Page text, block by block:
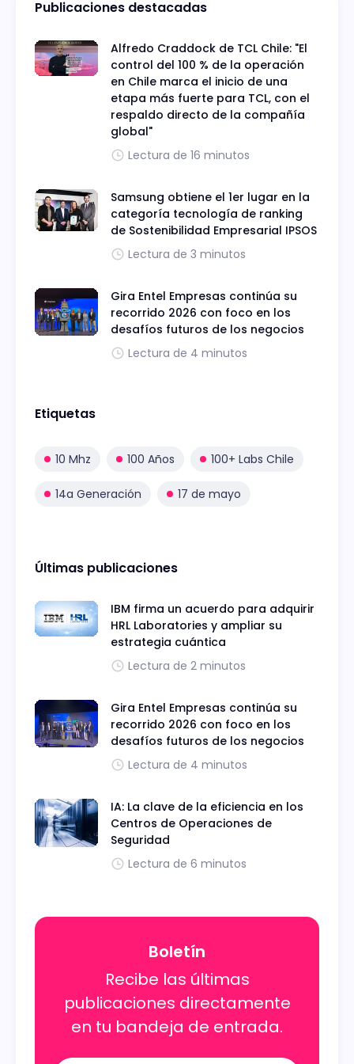
Publicaciones destacadas
Alfredo Craddock de TCL Chile: "El
control del 100 % de la operación
en Chile marca el inicio de una
etapa más fuerte para TCL, con el
respaldo directo de la compañía
global"
Lectura de 16 minutos
Samsung obtiene el 1er lugar en la
categoría tecnología de ranking
de Sostenibilidad Empresarial IPSOS
Lectura de 3 minutos
Gira Entel Empresas continúa su
recorrido 2026 con foco en los
desafíos futuros de los negocios
Lectura de 4 minutos
Etiquetas
10 Mhz 100 Años 100+ Labs Chile
14a Generación 17 de mayo
Últimas publicaciones
IBM firma un acuerdo para adquirir
HRL Laboratories y ampliar su
estrategia cuántica
Lectura de 2 minutos
Gira Entel Empresas continúa su
recorrido 2026 con foco en los
desafíos futuros de los negocios
Lectura de 4 minutos
IA: La clave de la eficiencia en los
Centros de Operaciones de
Seguridad
Lectura de 6 minutos
Boletín
Recibe las últimas
publicaciones directamente
en tu bandeja de entrada.